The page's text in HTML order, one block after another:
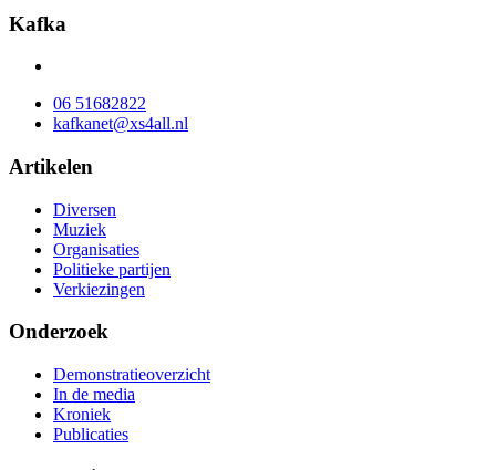
Kafka
06 51682822
kafkanet@xs4all.nl
Artikelen
Diversen
Muziek
Organisaties
Politieke partijen
Verkiezingen
Onderzoek
Demonstratieoverzicht
In de media
Kroniek
Publicaties